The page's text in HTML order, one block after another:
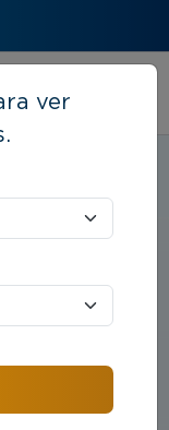
entre indivíduos
ver